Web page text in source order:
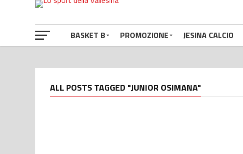
BASKET B PROMOZIONE JESINA CALCIO
ALL POSTS TAGGED "JUNIOR OSIMANA"